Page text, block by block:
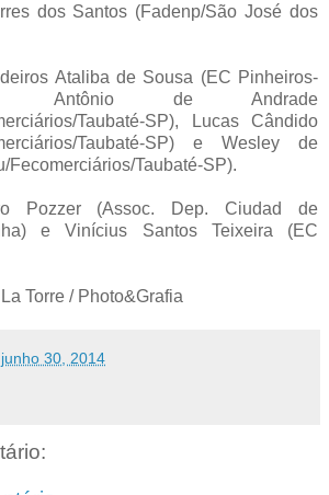
dos Santos (Fadenp/São José dos
Ataliba de Sousa (EC Pinheiros-
Antônio de Andrade
Taubaté-SP), Lucas Cândido
Taubaté-SP) e Wesley de
Fecomerciários/Taubaté-SP).
Pozzer (Assoc. Dep. Ciudad de
e Vinícius Santos Teixeira (EC
Torre / Photo&Grafia
junho 30, 2014